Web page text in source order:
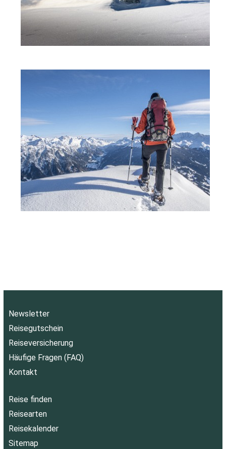
Newsletter
Reisegutschein
Reiseversicherung
Häufige Fragen (FAQ)
Kontakt
Reise finden
Reisearten
Reisekalender
Sitemap